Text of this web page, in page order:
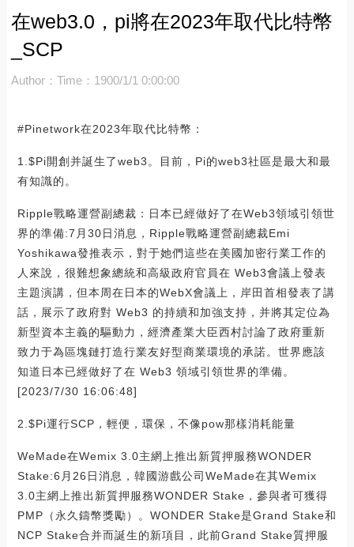
在web3.0，pi將在2023年取代比特幣
_SCP
Author： Time：1900/1/1 0:00:00
#Pinetwork在2023年取代比特幣：
1.$Pi開創并誕生了web3。目前，Pi的web3社區是最大和最
有知識的。
Ripple戰略運營副總裁：日本已經做好了在Web3領域引領世
界的準備:7月30日消息，Ripple戰略運營副總裁Emi
Yoshikawa發推表示，對于她們這些在美國加密行業工作的
人來說，很難想象總統和高級政府官員在 Web3會議上發表
主題演講，但本周在日本的WebX會議上，岸田首相發表了講
話，展示了政府對 Web3 的持續和加強支持，并將其定位為
新型資本主義的驅動力，經濟產業大臣西村討論了政府重新
致力于為區塊鏈打造行業友好型商業環境的承諾。世界應該
知道日本已經做好了在 Web3 領域引領世界的準備。
[2023/7/30 16:06:48]
2.$Pi運行SCP，輕便，環保，不像pow那樣消耗能量
WeMade在Wemix 3.0主網上推出新質押服務WONDER
Stake:6月26日消息，韓國游戲公司WeMade在其Wemix
3.0主網上推出新質押服務WONDER Stake，參與者可獲得
PMP（永久鑄幣獎勵）。WONDER Stake是Grand Stake和
NCP Stake合并而誕生的新項目，此前Grand Stake質押服